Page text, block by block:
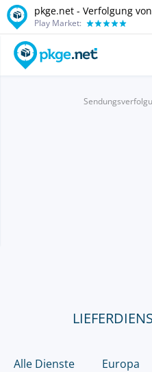
pkge.net - Verfolgung von
Play Market:
Alle Dienste Europa